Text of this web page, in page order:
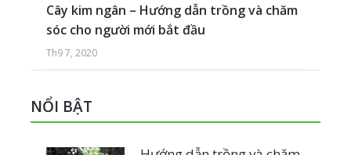
Cây kim ngân – Hướng dẫn trồng và chăm
sóc cho người mới bắt đầu
Th9 7, 2020
NỔI BẬT